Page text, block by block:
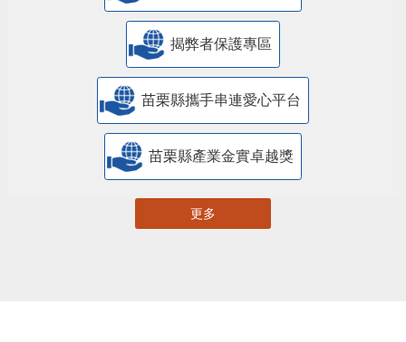
揭弊者保護專區
苗栗縣攜手串連愛心平台
苗栗縣產業金實卓越獎
更多